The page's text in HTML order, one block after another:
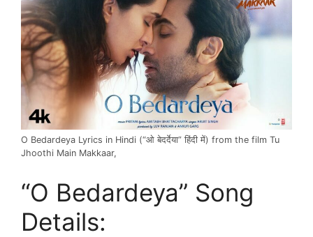
O Bedardeya Lyrics in Hindi (“ओ बेदर्देया” हिंदी में) from the film Tu
Jhoothi Main Makkaar,
“O Bedardeya” Song
Details: